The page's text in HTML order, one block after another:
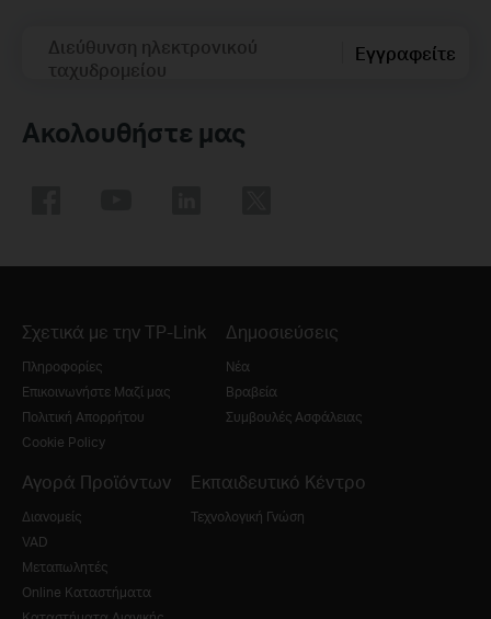
Διεύθυνση ηλεκτρονικού
ταχυδρομείου
Εγγραφείτε
Ακολουθήστε μας
Σχετικά με την TP-Link
Πληροφορίες
Επικοινωνήστε Μαζί μας
Πολιτική Απορρήτου
Cookie Policy
Δημοσιεύσεις
Νέα
Βραβεία
Συμβουλές Ασφάλειας
Αγορά Προϊόντων
Διανομείς
VAD
Μεταπωλητές
Online Καταστήματα
Εκπαιδευτικό Κέντρο
Τεχνολογική Γνώση